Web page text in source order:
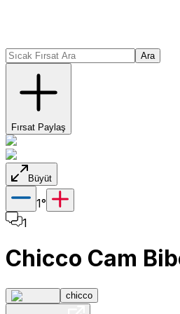
Ara
Fırsat Paylaş
Büyüt
1°
1
Chicco Cam
chicco